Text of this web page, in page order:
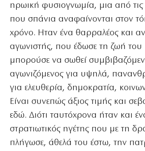
ηρωική φυσιογνωμία, μια από τις
που σπάνια αναφαίνονται στον
χρόνο. Ηταν ένα θαρραλέος και
αγωνιστής, που έδωσε τη ζωή
μπορούσε να σωθεί
αγωνιζόμενος για υψηλά,
για ελευθερία, δημοκρατία,
Είναι συνεπώς άξιος τιμής και
εδώ. Διότι ταυτόχρονα ήταν και
στρατιωτικός ηγέτης που με τη
πλήγωσε, άθελά του έστω, την